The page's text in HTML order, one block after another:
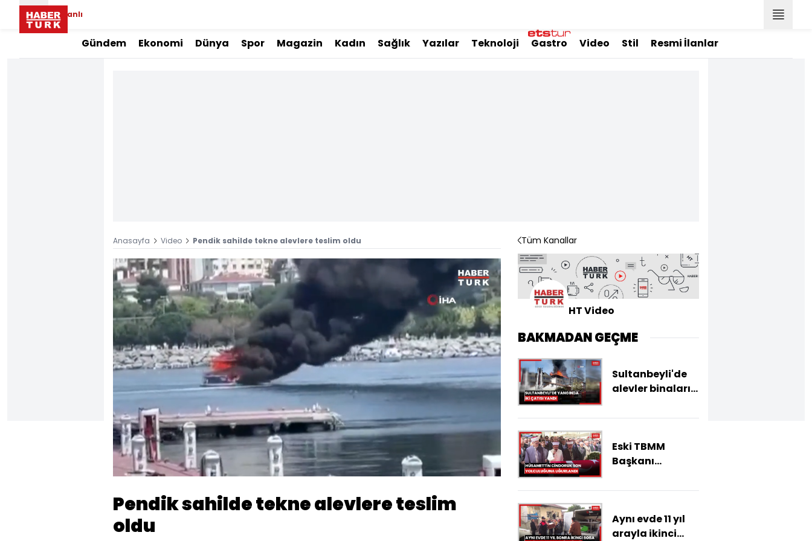
Canlı
Gündem Ekonomi Dünya Spor Magazin Kadın Sağlık Yazılar Teknoloji Gastro Video Stil Resmi İlanlar
Anasayfa Video Pendik sahilde tekne alevlere teslim oldu
Sesi
Aç
Yüklendi:
30.10%
Hızı
Pendik sahilde tekne alevlere teslim
oldu
Tüm Kanallar
HT Video
BAKMADAN GEÇME
Sultanbeyli'de
alevler binaları
çatısı küle
Eski TBMM
Başkanı
Cindoruk son
uğurlandı
Aynı evde 11 yıl
arayla ikinci